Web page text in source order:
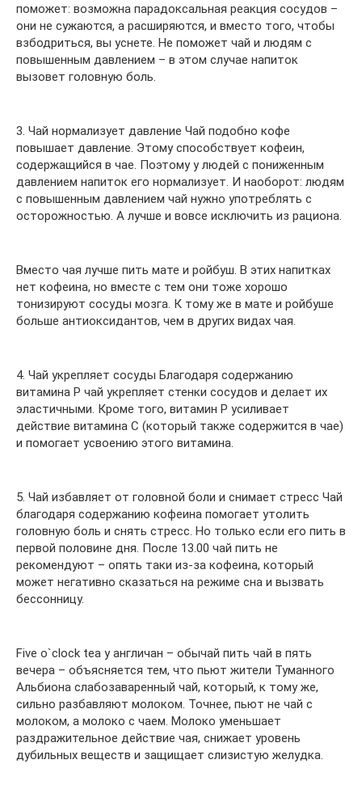
поможет: возможна парадоксальная реакция сосудов –
они не сужаются, а расширяются, и вместо того, чтобы
взбодриться, вы уснете. Не поможет чай и людям с
повышенным давлением – в этом случае напиток
вызовет головную боль.
3. Чай нормализует давление Чай подобно кофе
повышает давление. Этому способствует кофеин,
содержащийся в чае. Поэтому у людей с пониженным
давлением напиток его нормализует. И наоборот: людям
с повышенным давлением чай нужно употреблять с
осторожностью. А лучше и вовсе исключить из рациона.
Вместо чая лучше пить мате и ройбуш. В этих напитках
нет кофеина, но вместе с тем они тоже хорошо
тонизируют сосуды мозга. К тому же в мате и ройбуше
больше антиоксидантов, чем в других видах чая.
4. Чай укрепляет сосуды Благодаря содержанию
витамина Р чай укрепляет стенки сосудов и делает их
эластичными. Кроме того, витамин Р усиливает
действие витамина С (который также содержится в чае)
и помогает усвоению этого витамина.
5. Чай избавляет от головной боли и снимает стресс Чай
благодаря содержанию кофеина помогает утолить
головную боль и снять стресс. Но только если его пить в
первой половине дня. После 13.00 чай пить не
рекомендуют – опять таки из-за кофеина, который
может негативно сказаться на режиме сна и вызвать
бессонницу.
Five o`clock tea у англичан – обычай пить чай в пять
вечера – объясняется тем, что пьют жители Туманного
Альбиона слабозаваренный чай, который, к тому же,
сильно разбавляют молоком. Точнее, пьют не чай с
молоком, а молоко с чаем. Молоко уменьшает
раздражительное действие чая, снижает уровень
дубильных веществ и защищает слизистую желудка.